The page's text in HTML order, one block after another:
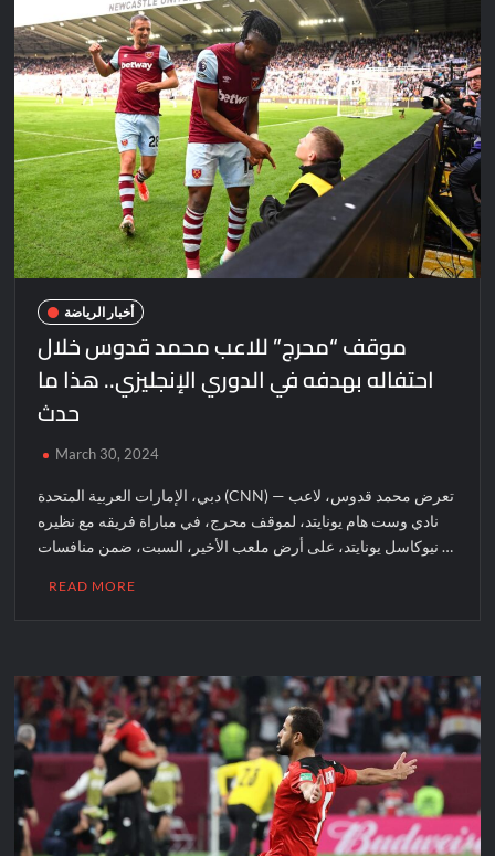
أخبار الرياضة
موقف “محرج” للاعب محمد قدوس خلال
احتفاله بهدفه في الدوري الإنجليزي.. هذا ما
حدث
March 30, 2024
دبي، الإمارات العربية المتحدة (CNN) — تعرض محمد قدوس، لاعب
نادي وست هام يونايتد، لموقف محرج، في مباراة فريقه مع نظيره
نيوكاسل يونايتد، على أرض ملعب الأخير، السبت، ضمن منافسات …
READ MORE